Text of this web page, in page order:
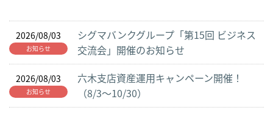
2026/08/03
お知らせ
シグマバンクグループ「第15回 ビジネス
交流会」開催のお知らせ
2026/08/03
お知らせ
六木支店資産運用キャンペーン開催！
（8/3～10/30）